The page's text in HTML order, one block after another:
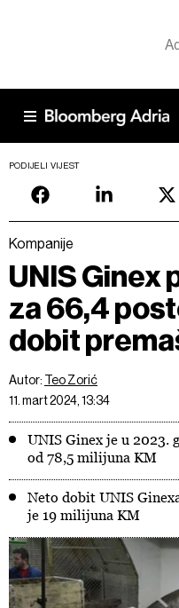
PODIJELI VIJEST
Kompanije
UNIS Ginex
za 66,4
dobit
Autor: Teo Zorić
11. mart 2024, 13:34
UNIS Ginex je u 2023.
od 78,5 milijuna KM
Neto dobit UNIS
je 19 milijuna KM